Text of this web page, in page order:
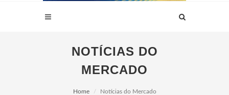
NOTÍCIAS DO
MERCADO
Home Notícias do Mercado